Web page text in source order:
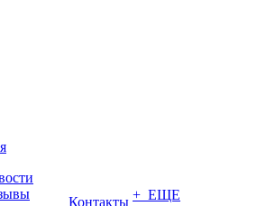
Контакты + ЕЩЕ